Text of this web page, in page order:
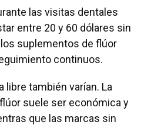
las visitas dentales
entre 20 y 60 dólares sin
suplementos de flúor
continuos.
libre también varían. La
suele ser económica y
que las marcas sin